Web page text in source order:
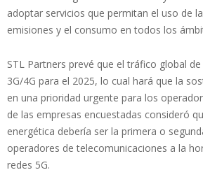
adoptar servicios que permitan el uso de
emisiones y el consumo en todos los
STL Partners prevé que el tráfico global
3G/4G para el 2025, lo cual hará que la
en una prioridad urgente para los
de las empresas encuestadas consideró
energética debería ser la primera o
operadores de telecomunicaciones a la
redes 5G.